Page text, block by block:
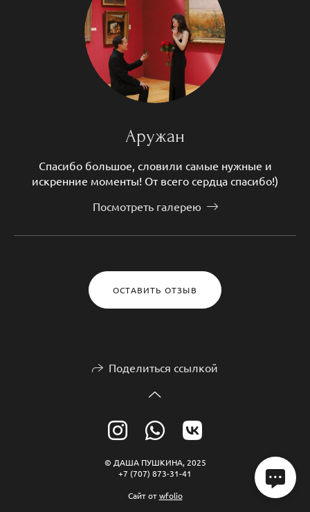
Аружан
Спасибо большое, словили самые нужные и
искренние моменты! От всего сердца спасибо!)
Посмотреть галерею
ОСТАВИТЬ ОТЗЫВ
Поделиться ссылкой
© ДАША ПУШКИНА, 2025
+7 (707) 873-31-41
Сайт отwfolio